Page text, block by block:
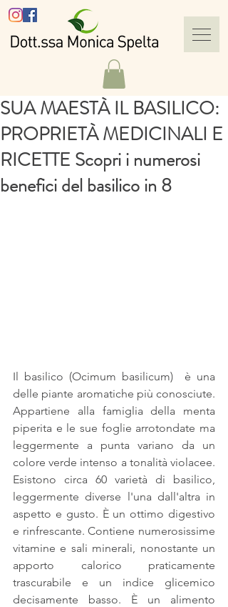
SUA MAESTÀ IL BASILICO:
PROPRIETÀ MEDICINALI E
RICETTE Scopri i numerosi
benefici del basilico in 8
Il basilico (Ocimum basilicum)  è una
delle piante aromatiche più conosciute.
Appartiene alla famiglia della menta
piperita e le sue foglie arrotondate ma
leggermente a punta variano da un
colore verde intenso a tonalità violacee.
Esistono circa 60 varietà di basilico,
leggermente diverse l'una dall'altra in
aspetto e gusto. È un ottimo digestivo
e rinfrescante. Contiene numerosissime
vitamine e sali minerali, nonostante un
apporto calorico praticamente
trascurabile e un indice glicemico
decisamente basso. È un alimento